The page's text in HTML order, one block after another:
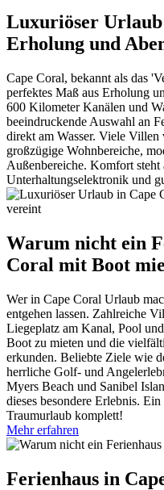
Luxuriöser
Erholung und
Cape Coral, bekannt als das
perfektes Maß aus Erholung
600 Kilometer Kanälen und
beeindruckende Auswahl an
direkt am Wasser. Viele Villen
großzügige Wohnbereiche,
Außenbereiche. Komfort
Unterhaltungselektronik und
Warum nicht ein
Coral mit Boot
Wer in Cape Coral Urlaub
entgehen lassen. Zahlreiche
Liegeplatz am Kanal, Pool
Boot zu mieten und die
erkunden. Beliebte Ziele wie
herrliche Golf- und
Myers Beach und Sanibel
dieses besondere Erlebnis.
Traumurlaub komplett!
Mehr erfahren
Ferienhaus in